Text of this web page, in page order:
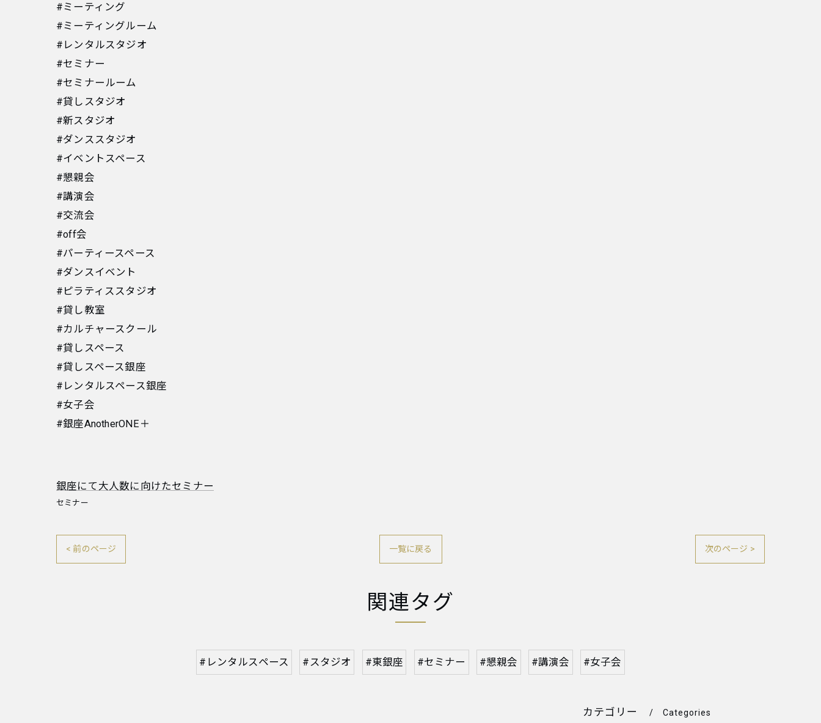
#ミーティング
#ミーティングルーム
#レンタルスタジオ
#セミナー
#セミナールーム
#貸しスタジオ
#新スタジオ
#ダンススタジオ
#イベントスペース
#懇親会
#講演会
#交流会
#off会
#パーティースペース
#ダンスイベント
#ピラティススタジオ
#貸し教室
#カルチャースクール
#貸しスペース
#貸しスペース銀座
#レンタルスペース銀座
#女子会
#銀座AnotherONE＋
銀座にて大人数に向けたセミナー
セミナー
< 前のページ 一覧に戻る 次のページ >
関連タグ
#レンタルスペース #スタジオ #東銀座 #セミナー #懇親会 #講演会 #女子会
カテゴリー Categories